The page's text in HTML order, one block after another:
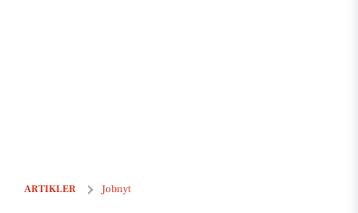
ARTIKLER Jobnyt
Nyuddannet sælger til online trælast med friweekender og god